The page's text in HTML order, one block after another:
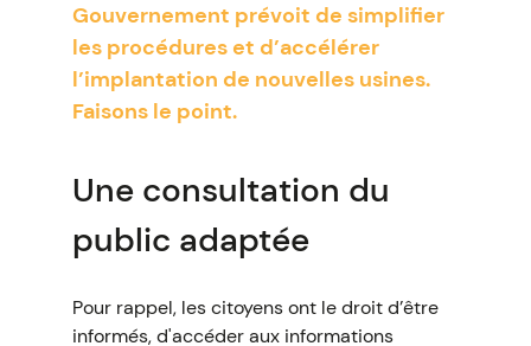
Gouvernement prévoit de simplifier
les procédures et d’accélérer
l’implantation de nouvelles usines.
Faisons le point.
Une consultation du
public adaptée
Pour rappel, les citoyens ont le droit d’être
informés, d'accéder aux informations